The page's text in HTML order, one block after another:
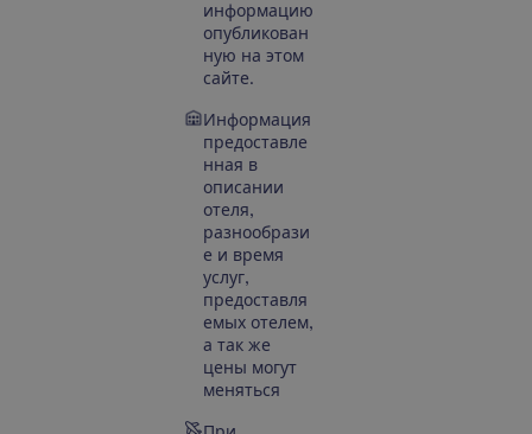
информацию
опубликован
ную на этом
сайте.
Информация
предоставле
нная в
описании
отеля,
разнообрази
е и время
услуг,
предоставля
емых отелем,
а так же
цены могут
меняться